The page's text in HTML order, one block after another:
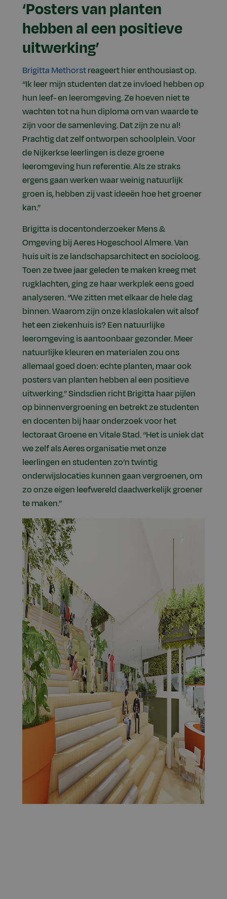
‘Posters van planten
hebben al een positieve
uitwerking’
Brigitta Methorstreageert hier enthousiast op.
“Ik leer mijn studenten dat ze invloed hebben op
hun leef- en leeromgeving. Ze hoeven niet te
wachten tot na hun diploma om van waarde te
zijn voor de samenleving. Dat zijn ze nu al!
Prachtig dat zelf ontworpen schoolplein. Voor
de Nijkerkse leerlingen is deze groene
leeromgeving hun referentie. Als ze straks
ergens gaan werken waar weinig natuurlijk
groen is, hebben zij vast ideeën hoe het groener
kan.”
Brigitta is docentonderzoeker Mens &
Omgeving bij Aeres Hogeschool Almere. Van
huis uit is ze landschapsarchitect en socioloog.
Toen ze twee jaar geleden te maken kreeg met
rugklachten, ging ze haar werkplek eens goed
analyseren. “We zitten met elkaar de hele dag
binnen. Waarom zijn onze klaslokalen wit alsof
het een ziekenhuis is? Een natuurlijke
leeromgeving is aantoonbaar gezonder. Meer
natuurlijke kleuren en materialen zou ons
allemaal goed doen: echte planten, maar ook
posters van planten hebben al een positieve
uitwerking.” Sindsdien richt Brigitta haar pijlen
op binnenvergroening en betrekt ze studenten
en docenten bij haar onderzoek voor het
lectoraat Groene en Vitale Stad. “Het is uniek dat
we zelf als Aeres organisatie met onze
leerlingen en studenten zo’n twintig
onderwijslocaties kunnen gaan vergroenen, om
zo onze eigen leefwereld daadwerkelijk groener
te maken.”